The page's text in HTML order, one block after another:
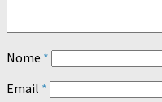
Nome *
Email *